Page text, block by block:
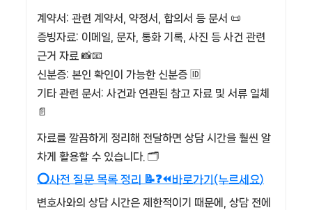
계약서: 관련 계약서, 약정서, 합의서 등 문서 📜
증빙자료: 이메일, 문자, 통화 기록, 사진 등 사건 관련
근거 자료 📸📧
신분증: 본인 확인이 가능한 신분증 🆔
기타 관련 문서: 사건과 연관된 참고 자료 및 서류 일체
📄
자료를 깔끔하게 정리해 전달하면 상담 시간을 훨씬 알
차게 활용할 수 있습니다. 🗂️
⭕사전 질문 목록 정리 📝❓⏪바로가기(누르세요)
변호사와의 상담 시간은 제한적이기 때문에, 상담 전에